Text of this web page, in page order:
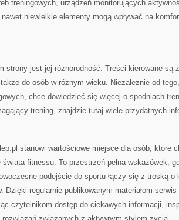
treningowych, urządzeń monitorujących
niewielkie elementy mogą wpływać na
strony jest jej różnorodność. Treści kierowane są
do osób w różnym wieku. Niezależnie od
chce dowiedzieć się więcej o spodniach
trening, znajdzie tutaj wiele przydatnych
stanowi wartościowe miejsce dla osób, które
świata fitnessu. To przestrzeń pełna wskazówek,
podejście do sportu łączy się z troską o
Dzięki regularnie publikowanym materiałom
czytelnikom dostęp do ciekawych informacji,